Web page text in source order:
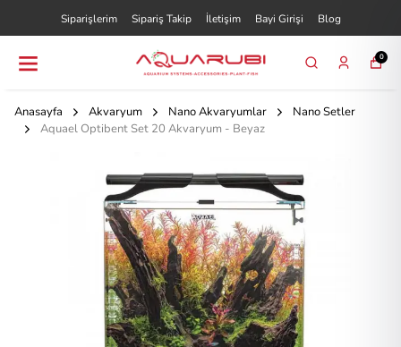
Siparişlerim Sipariş Takip İletişim Bayi Girişi Blog
0
Anasayfa Akvaryum Nano Akvaryumlar
Nano Setler
Aquael Optibent Set 20 Akvaryum - Beyaz